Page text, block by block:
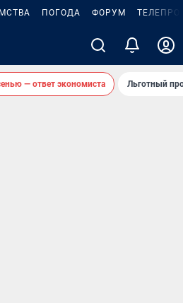
ПОГОДА ФОРУМ
— ответ экономиста Льготный